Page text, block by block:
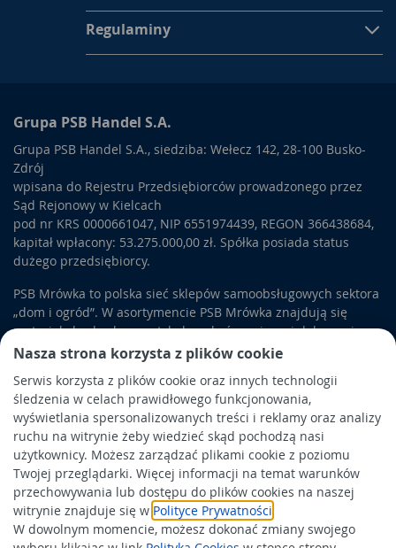
Nasza strona korzysta z plików cookie
Serwis korzysta z plików cookie oraz innych technologii
śledzenia w celach prawidłowego funkcjonowania,
wyświetlania spersonalizowanych treści i reklamy oraz analizy
ruchu na witrynie żeby wiedzieć skąd pochodzą nasi
użytkownicy. Możesz zarządzać plikami cookie z poziomu
Twojej przeglądarki. Więcej informacji na temat warunków
przechowywania lub dostępu do plików cookies na naszej
witrynie znajduje się w Polityce Prywatności
W dowolnym momencie, możesz dokonać zmiany swojego
Regulaminy
Grupa PSB Handel S.A.
Grupa PSB Handel S.A., siedziba: Wełecz 142, 28-100 Busko-
Zdrój
wpisana do Rejestru Przedsiębiorców prowadzonego przez
Sąd Rejonowy w Kielcach
pod nr KRS 0000661047, NIP 6551974439, REGON 366438684,
kapitał wpłacony: 53.275.000,00 zł. Spółka posiada status
dużego przedsiębiorcy.
PSB Mrówka to polska sieć sklepów samoobsługowych sektora
„dom i ogród”. W asortymencie PSB Mrówka znajdują się
materiały budowlane, artykuły wykończeniowe i dekoracyjne,
wyposażenie łazienek i kuchni, elektronarzędzia, a także
artykuły związane z ogrodem i otoczeniem domu.
Obowiązek informacyjny
Polityka prywatności
Polityka Cookies
Odbiór zużytego sprzętu
Wspierają nas: